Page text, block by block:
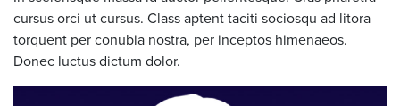
cursus orci ut cursus. Class aptent taciti sociosqu ad litora
torquent per conubia nostra, per inceptos himenaeos.
Donec luctus dictum dolor.